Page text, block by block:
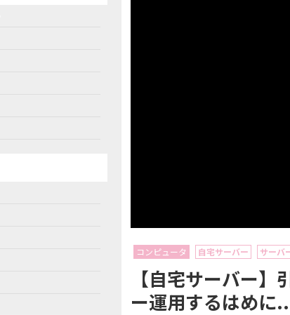
コンピュータ 自宅サーバー サーバ
【自宅サーバー
ー運用するはめに